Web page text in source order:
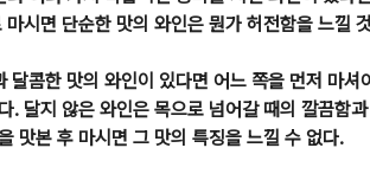
마시면 단순한 맛의 와인은 뭔가 허전함을 느낄
달콤한 맛의 와인이 있다면 어느 쪽을 먼저 마셔
. 달지 않은 와인은 목으로 넘어갈 때의 깔끔함
맛본 후 마시면 그 맛의 특징을 느낄 수 없다.